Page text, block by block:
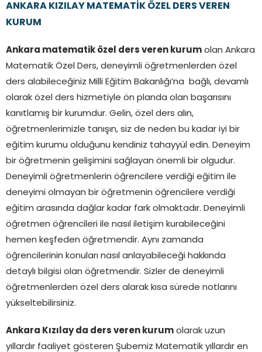
ANKARA KIZILAY MATEMATİK ÖZEL DERS VEREN
KURUM
Ankara matematik özel ders veren kurum olan Ankara
Matematik Özel Ders, deneyimli öğretmenlerden özel
ders alabileceğiniz Milli Eğitim Bakanlığı’na bağlı, devamlı
olarak özel ders hizmetiyle ön planda olan başarısını
kanıtlamış bir kurumdur. Gelin, özel ders alın,
öğretmenlerimizle tanışın, siz de neden bu kadar iyi bir
eğitim kurumu olduğunu kendiniz tahayyül edin. Deneyim
bir öğretmenin gelişimini sağlayan önemli bir olgudur.
Deneyimli öğretmenlerin öğrencilere verdiği eğitim ile
deneyimi olmayan bir öğretmenin öğrencilere verdiği
eğitim arasında dağlar kadar fark olmaktadır. Deneyimli
öğretmen öğrencileri ile nasıl iletişim kurabileceğini
hemen keşfeden öğretmendir. Aynı zamanda
öğrencilerinin konuları nasıl anlayabileceği hakkında
detaylı bilgisi olan öğretmendir. Sizler de deneyimli
öğretmenlerden özel ders alarak kısa sürede notlarını
yükseltebilirsiniz.
Ankara Kızılay da ders veren kurum olarak uzun
yıllardır faaliyet gösteren Şubemiz Matematik yıllardır en